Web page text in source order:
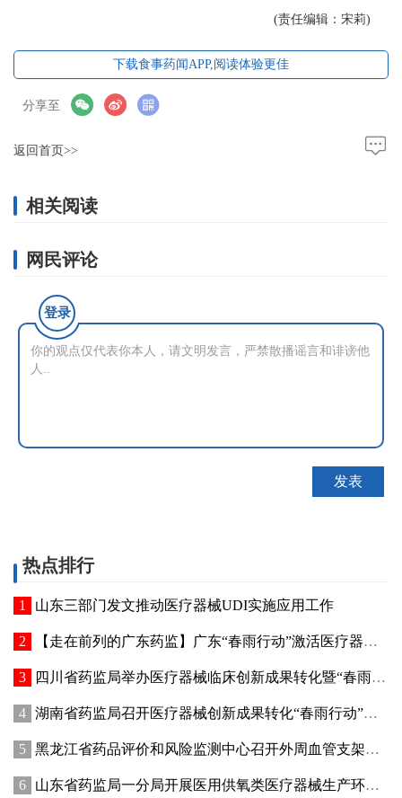
(责任编辑：宋莉)
下载食事药闻APP,阅读体验更佳
分享至
返回首页>>
相关阅读
网民评论
登录
热点排行
山东三部门发文推动医疗器械UDI实施应用工作
【走在前列的广东药监】广东“春雨行动”激活医疗器械创新动能
四川省药监局举办医疗器械临床创新成果转化暨“春雨行动”宣贯培训会
湖南省药监局召开医疗器械创新成果转化“春雨行动”推进会
黑龙江省药品评价和风险监测中心召开外周血管支架不良事件术语研讨会
山东省药监局一分局开展医用供氧类医疗器械生产环节专项检查